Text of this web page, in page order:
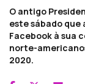
O antigo
este sábado que
Facebook à sua
norte-
2020.